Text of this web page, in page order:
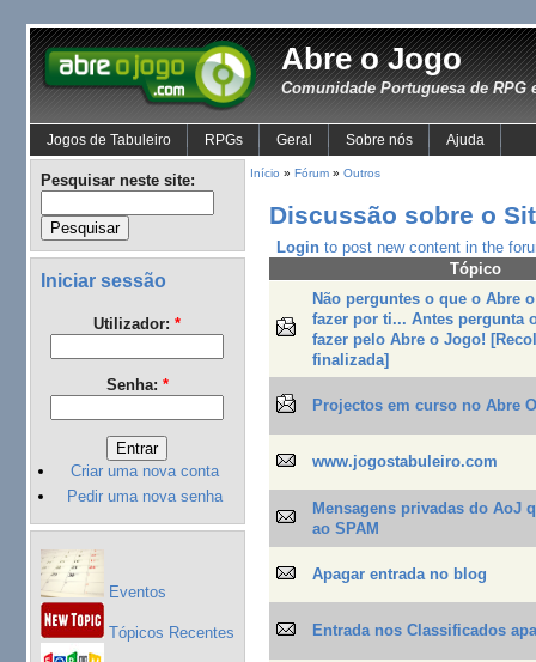
Abre o Jogo
Comunidade Portuguesa de RPG
Jogos de Tabuleiro RPGs Geral Sobre nós Ajuda
Pesquisar neste site:
Iniciar sessão
Utilizador: *
Senha: *
Criar uma nova conta
Pedir uma nova senha
Eventos
Tópicos Recentes
Início » Fórum» Outros
Discussão sobre o
Login to post new content in the
Tópico
Não perguntes o que o Abre
fazer por ti... Antes pergunta
fazer pelo Abre o Jogo!
finalizada]
Projectos em curso no Abre
www.jogostabuleiro.com
Mensagens privadas do AoJ
ao SPAM
Apagar entrada no blog
Entrada nos Classificados